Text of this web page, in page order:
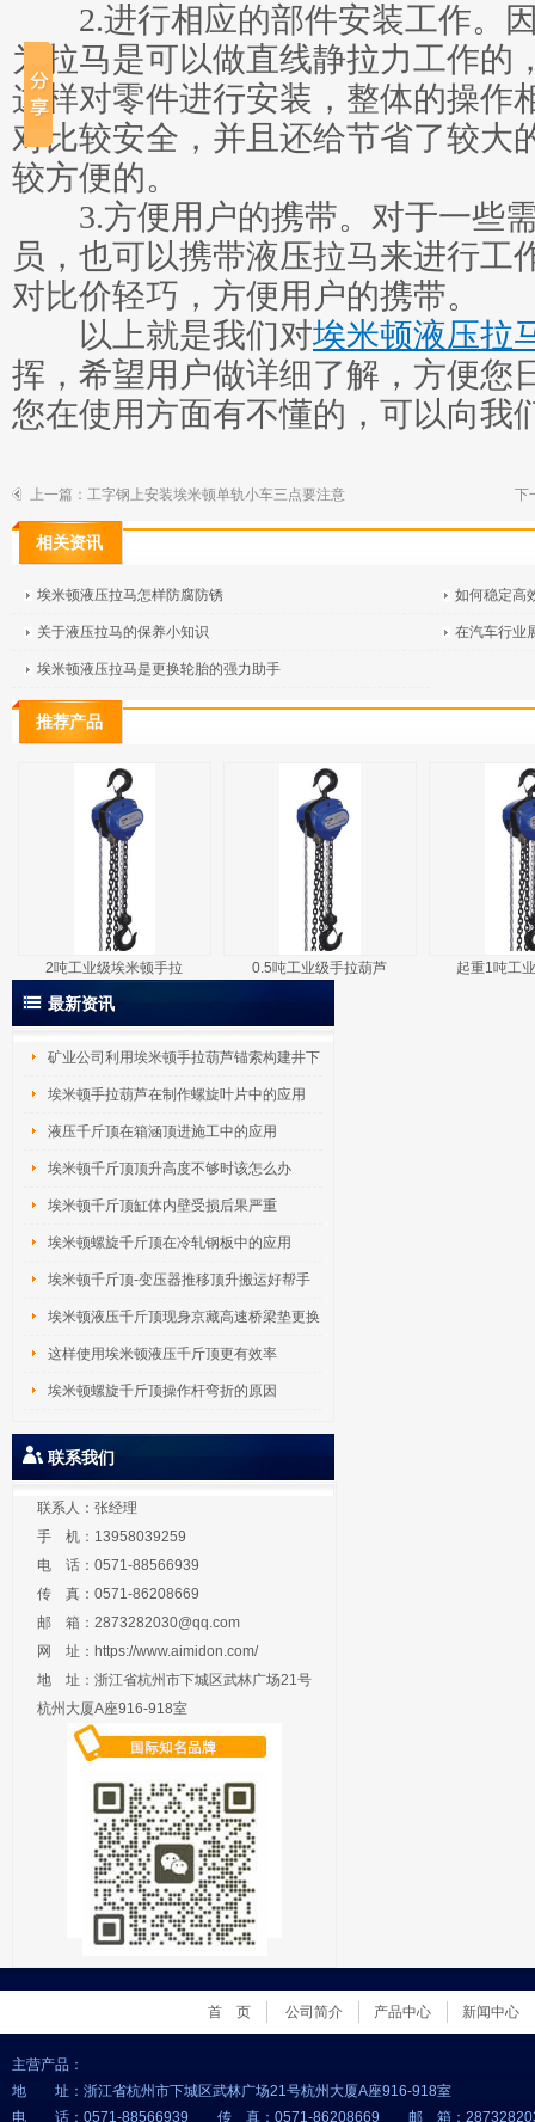
2.进行相应的部件安装工作。
为拉马是可以做直线静拉力工作的
这样对零件进行安装，整体的操作
对比较安全，并且还给节省了较大
较方便的。
3.方便用户的携带。对于一些需
员，也可以携带液压拉马来进行工
对比价轻巧，方便用户的携带。
以上就是我们对埃米顿液压拉
挥，希望用户做详细了解，方便您
您在使用方面有不懂的，可以向我
上一篇： 工字钢上安装埃米顿单轨小车三点要注意 下
相关资讯
埃米顿液压拉马怎样防腐防锈 如何稳定高
关于液压拉马的保养小知识 在汽车行业
埃米顿液压拉马是更换轮胎的强力助手
推荐产品
2吨工业级埃米顿手拉 0.5吨工业级手拉葫芦 起重1吨工
最新资讯
矿业公司利用埃米顿手拉葫芦锚索构建井下
吊 埃米顿手拉葫芦在制作螺旋叶片中的应用
液压千斤顶在箱涵顶进施工中的应用
埃米顿千斤顶顶升高度不够时该怎么办
埃米顿千斤顶缸体内壁受损后果严重
埃米顿螺旋千斤顶在冷轧钢板中的应用
埃米顿千斤顶-变压器推移顶升搬运好帮手
埃米顿液压千斤顶现身京藏高速桥梁垫更换
工 这样使用埃米顿液压千斤顶更有效率
埃米顿螺旋千斤顶操作杆弯折的原因
联系我们
联系人：张经理
手 机：13958039259
电 话：0571-88566939
传 真：0571-86208669
邮 箱： 2873282030@qq.com
网 址： https://www.aimidon.com/
地 址：浙江省杭州市下城区武林广场21号
杭州大厦A座916-918室
首 页 公司简介 产品中心 新闻中心
主营产品：
地 址：浙江省杭州市下城区武林广场21号杭州大厦A座916-918室
电 话：0571-88566939 传 真：0571-86208669 邮 箱：